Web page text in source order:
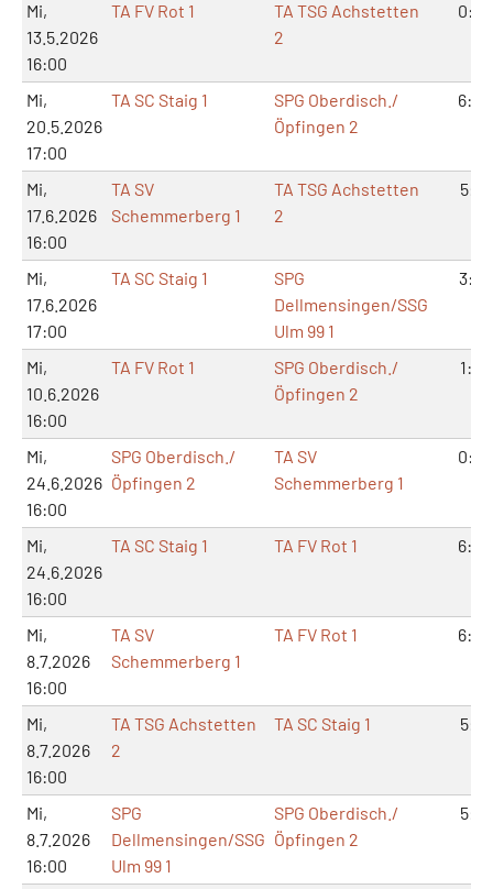
Mi,
13.5.2026
16:00
TA FV Rot 1
TA TSG Achstetten
2
0:6
Mi,
20.5.2026
17:00
TA SC Staig 1
SPG Oberdisch./
Öpfingen 2
6:0
Mi,
17.6.2026
16:00
TA SV
Schemmerberg 1
TA TSG Achstetten
2
5:1
Mi,
17.6.2026
17:00
TA SC Staig 1
SPG
Dellmensingen/SSG
Ulm 99 1
3:3
Mi,
10.6.2026
16:00
TA FV Rot 1
SPG Oberdisch./
Öpfingen 2
1:5
Mi,
24.6.2026
16:00
SPG Oberdisch./
Öpfingen 2
TA SV
Schemmerberg 1
0:6
Mi,
24.6.2026
16:00
TA SC Staig 1 TA FV Rot 1 6:0
Mi,
8.7.2026
16:00
TA SV
Schemmerberg 1
TA FV Rot 1 6:0
Mi,
8.7.2026
16:00
TA TSG Achstetten
2
TA SC Staig 1 5:1
Mi,
8.7.2026
16:00
SPG
Dellmensingen/SSG
Ulm 99 1
SPG Oberdisch./
Öpfingen 2
5:1